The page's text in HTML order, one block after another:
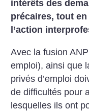
intérêts des
précaires, tout
l’action
Avec la fusion
emploi), ainsi que
privés d’emploi
de difficultés pour
lesquelles ils ont